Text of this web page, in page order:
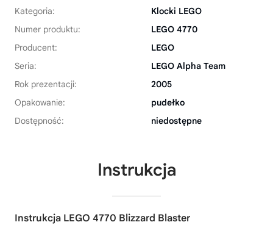
Kategoria:
Klocki LEGO
Numer produktu:
LEGO 4770
Producent:
LEGO
Seria:
LEGO Alpha Team
Rok prezentacji:
2005
Opakowanie:
pudełko
Dostępność:
niedostępne
Instrukcja
Instrukcja LEGO 4770 Blizzard Blaster